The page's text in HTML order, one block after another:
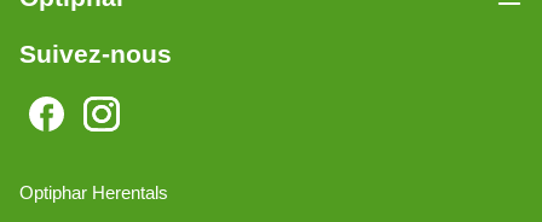
Suivez-nous
Optiphar Herentals